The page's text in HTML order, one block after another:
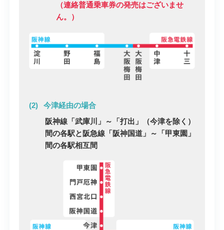
（連絡普通乗車券の発売はございませ
ん。）
今津経由の場合
阪神線「武庫川」～「打出」（今津を除く）
間の各駅と阪急線「阪神国道」～「甲東園」
間の各駅相互間